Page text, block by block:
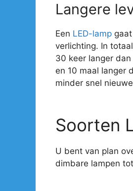
Langere
Een LED-lamp
verlichting. In
30 keer langer
en 10 maal langer
minder snel
Soorten
U bent van plan
dimbare lampen